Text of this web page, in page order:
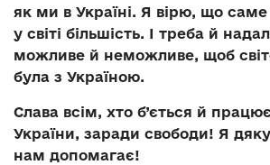
як ми в Україні. Я вірю, що
у світі більшість. І треба й
можливе й неможливе, щоб
була з Україною.
Слава всім, хто б’ється й
України, заради свободи! Я
нам допомагає!